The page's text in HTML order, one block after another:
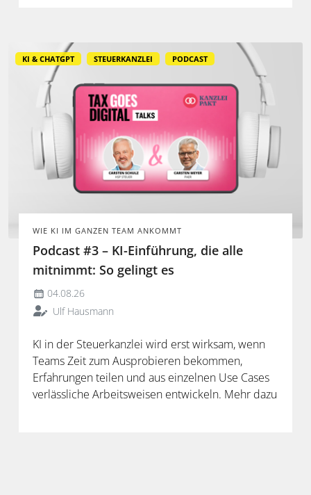
KI & CHATGPT STEUERKANZLEI PODCAST
WIE KI IM GANZEN TEAM ANKOMMT
Podcast #3 – KI-Einführung, die alle
mitnimmt: So gelingt es
04.08.26
Ulf Hausmann
KI in der Steuerkanzlei wird erst wirksam, wenn
Teams Zeit zum Ausprobieren bekommen,
Erfahrungen teilen und aus einzelnen Use Cases
verlässliche Arbeitsweisen entwickeln. Mehr dazu